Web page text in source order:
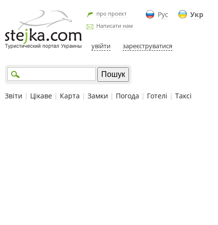
Рус Укр
про проект
Написати нам
увійти зареєструватися
Звіти | Цікаве | Карта | Замки | Погода | Готелі | Таксі